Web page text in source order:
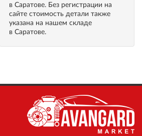
в Саратове. Без регистрации на
сайте стоимость детали также
указана на нашем складе
в Саратове.